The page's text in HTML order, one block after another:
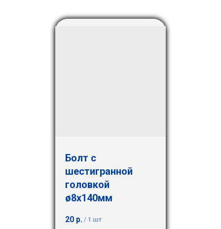
Болт с
шестигранной
головкой
ø8х140мм
20 р. / 1 шт